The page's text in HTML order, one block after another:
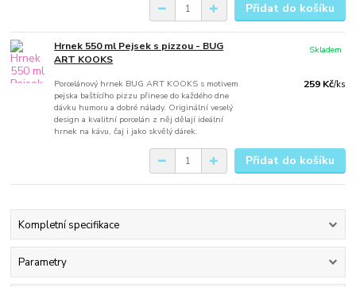
Přidat do košíku
Hrnek 550 ml Pejsek s pizzou - BUG
ART KOOKS
Porcelánový hrnek BUG ART KOOKS s motivem
pejska baštícího pizzu přinese do každého dne
dávku humoru a dobré nálady. Originální veselý
design a kvalitní porcelán z něj dělají ideální
hrnek na kávu, čaj i jako skvělý dárek.
259 Kč/ks
Skladem
Přidat do košíku
Kompletní specifikace
Parametry